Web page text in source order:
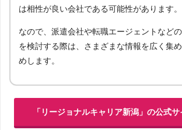
は相性が良い会社である可能性があります。
なので、派遣会社や転職エージェントなど
を検討する際は、さまざまな情報を広く集
めします。
「リージョナルキャリア新潟」の公式